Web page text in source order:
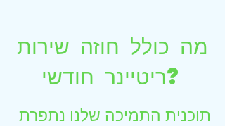
מה כולל חוזה שירות
ריטיינר חודשי?
תוכנית התמיכה שלנו נתפרת